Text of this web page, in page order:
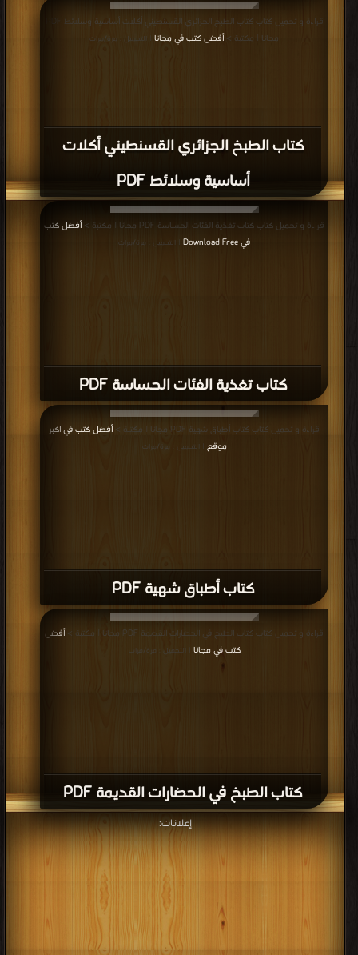
كتاب الطبخ الجزائري القسنطيني أكلات
أساسية وسلائط PDF
مجانا | مكتبة >أفضل كتب في مجانا | التحميل : مرة/مرات
كتاب تغذية الفئات الحساسة PDF
قراءة و تحميل كتاب كتاب تغذية الفئات الحساسة PDF مجانا | مكتبة >
أفضل كتب
في Download Free
| التحميل : مرة/مرات
كتاب أطباق شهية PDF
قراءة و تحميل كتاب كتاب أطباق شهية PDF مجانا | مكتبة >
أفضل كتب في اكبر
موقع
| التحميل : مرة/مرات
كتاب الطبخ في الحضارات القديمة PDF
قراءة و تحميل كتاب كتاب الطبخ في الحضارات القديمة PDF مجانا | مكتبة >
أفضل
كتب في مجانا | التحميل : مرة/مرات
إعلانات: